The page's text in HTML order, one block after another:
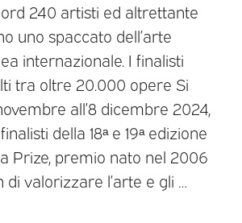
240 artisti ed altrettante
uno spaccato dell’arte
internazionale. I finalisti
tra oltre 20.000 opere Si
all’8 dicembre 2024,
della 18ᵃ e 19ᵃ edizione
Prize, premio nato nel 2006
di valorizzare l’arte e gli …